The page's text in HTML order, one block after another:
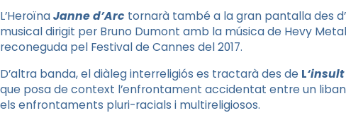
L’HeroïnaJanned’Arc tornarà també a la gran pantallades
musical dirigit per Bruno Dumont amb la músicade Hevy Metal
reconeguda pel Festival de Cannes del 2017.
D’altra banda, el diàleg interreligiós es tractarà des de L‘insult
que posa de context l’enfrontament accidentat entre un
els enfrontaments pluri-racials i multireligiosos.